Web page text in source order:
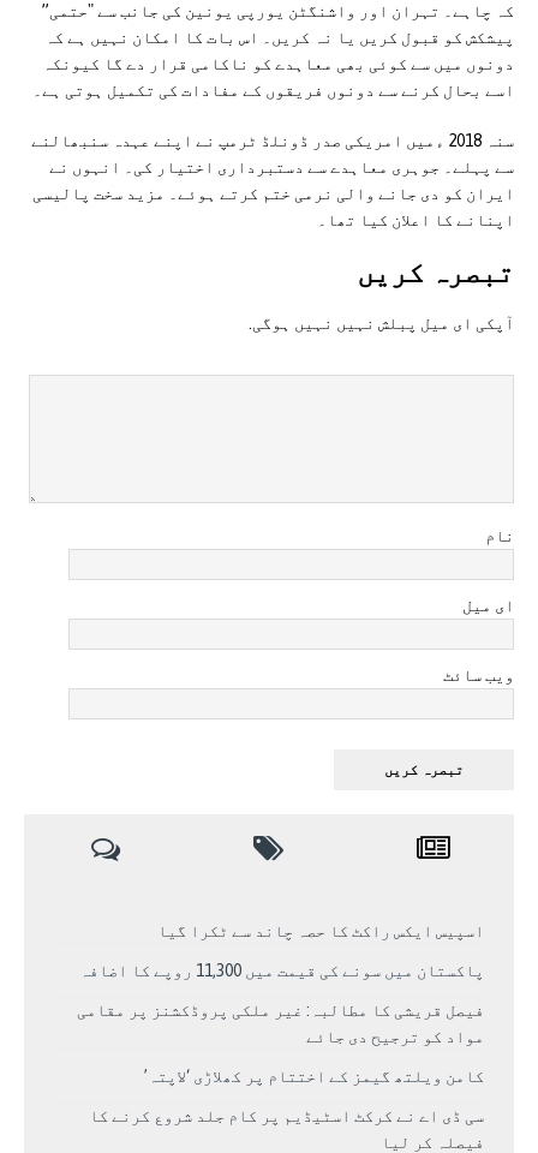
کہ چاہے۔ تہران اور واشنگٹن یورپی یونین کی جانب سے "حتمی”
پیشکش کو قبول کریں یا نہ کریں۔ اس بات کا امکان نہیں ہے کہ
دونوں میں سے کوئی بھی معاہدے کو ناکامی قرار دے گا کیونکہ
اسے بحال کرنے سے دونوں فریقوں کے مفادات کی تکمیل ہوتی ہے۔
سنہ 2018 ءمیں امریکی صدر ڈونلڈ ٹرمپ نے اپنے عہدہ سنبھالنے
سے پہلے۔ جوہری معاہدے سے دستبرداری اختیار کی۔ انہوں نے
ایران کو دی جانے والی نرمی ختم کرتے ہوئے۔ مزید سخت پالیسی
اپنانے کا اعلان کیا تھا۔
تبصرہ کريں
آپکی ای ميل پبلش نہيں نہيں ہوگی.
نام
ای میل
ویب سائٹ
اسپیس ایکس راکٹ کا حصہ چاند سے ٹکرا گیا
پاکستان میں سونے کی قیمت میں 11,300 روپے کا اضافہ
فیصل قریشی کا مطالبہ: غیر ملکی پروڈکشنز پر مقامی
مواد کو ترجیح دی جائے
کامن ویلتھ گیمز کے اختتام پر کھلاڑی ‘لاپتہ’
سی ڈی اے نے کرکٹ اسٹیڈیم پر کام جلد شروع کرنے کا
فیصلہ کر لیا